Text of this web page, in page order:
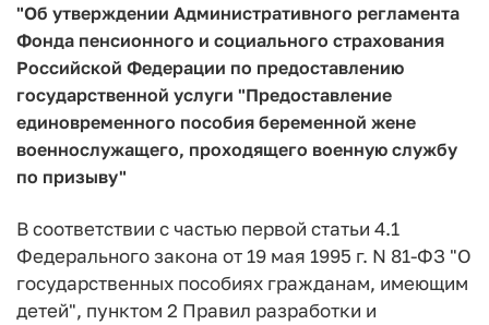
"Об утверждении Административного регламента
Фонда пенсионного и социального страхования
Российской Федерации по предоставлению
государственной услуги "Предоставление
единовременного пособия беременной жене
военнослужащего, проходящего военную службу
по призыву"
В соответствии с частью первой статьи 4.1
Федерального закона от 19 мая 1995 г. N 81-ФЗ "О
государственных пособиях гражданам, имеющим
детей", пунктом 2 Правил разработки и